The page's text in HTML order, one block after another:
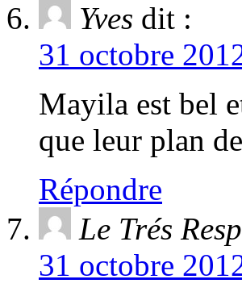
Yves dit :
31 octobre
Mayila est bel
que leur plan
Répondre
Le Trés
31 octobre